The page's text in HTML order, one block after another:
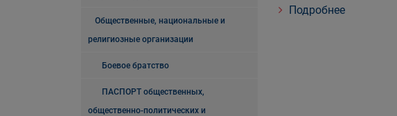
Общественные, национальные и
религиозные организации
Боевое братство
ПАСПОРТ общественных,
общественно-политических и
Подробнее